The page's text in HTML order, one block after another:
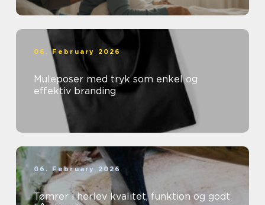
06. February 2026
Muleposer med tryk som enkel og
effektiv branding
06. February 2026
Tømrer i herlev kvalitet, funktion og godt